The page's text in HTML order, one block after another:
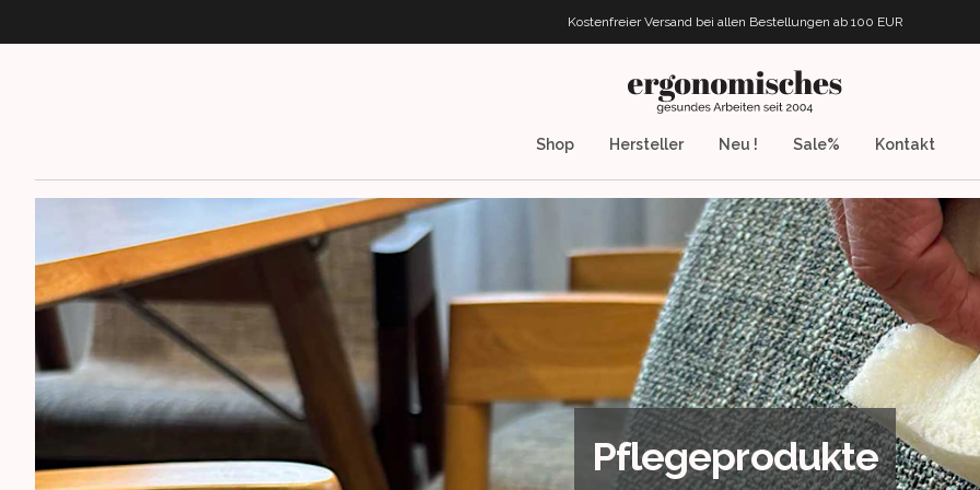
Kostenfreier Versand bei allen Bestellungen ab 100 EUR
ergonomisches.de
Shop Hersteller Neu ! Sale% Kontakt
Pflegeprodukte